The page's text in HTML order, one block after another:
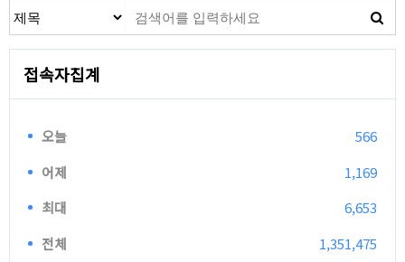
접속자집계
오늘
566
어제
1,169
최대
6,653
전체
1,351,475